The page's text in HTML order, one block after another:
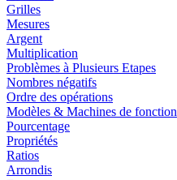
Grilles
Mesures
Argent
Multiplication
Problèmes à Plusieurs Etapes
Nombres négatifs
Ordre des opérations
Modèles & Machines de fonction
Pourcentage
Propriétés
Ratios
Arrondis